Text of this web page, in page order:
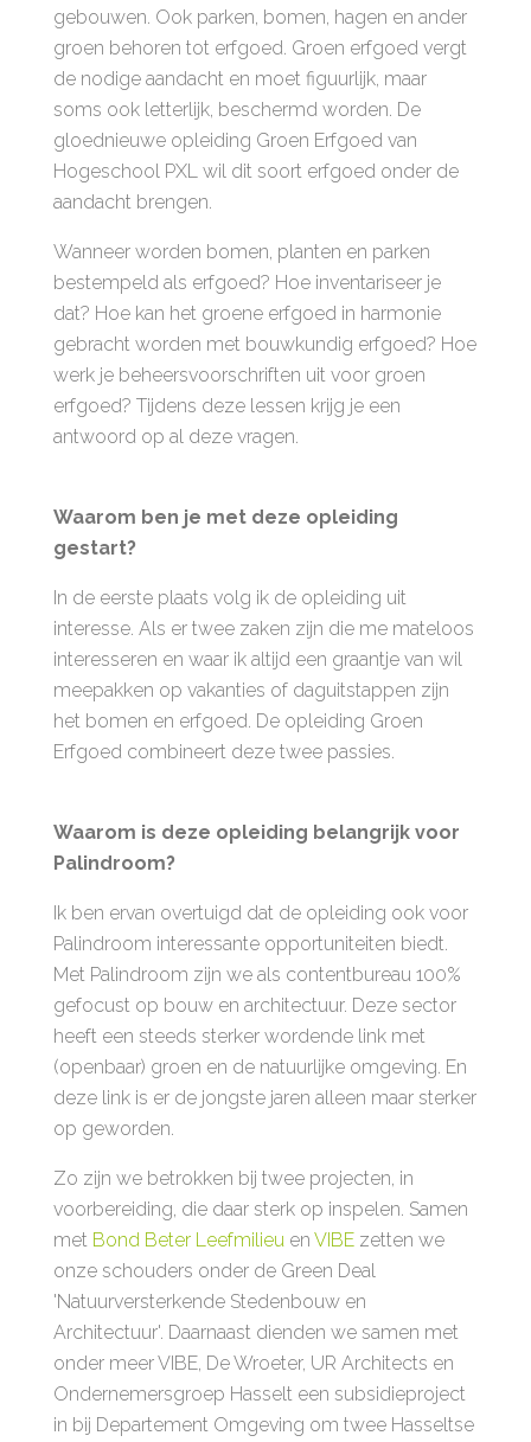
gebouwen. Ook parken, bomen, hagen en ander
groen behoren tot erfgoed. Groen erfgoed vergt
de nodige aandacht en moet figuurlijk, maar
soms ook letterlijk, beschermd worden. De
gloednieuwe opleiding Groen Erfgoed van
Hogeschool PXL wil dit soort erfgoed onder de
aandacht brengen.
Wanneer worden bomen, planten en parken
bestempeld als erfgoed? Hoe inventariseer je
dat? Hoe kan het groene erfgoed in harmonie
gebracht worden met bouwkundig erfgoed? Hoe
werk je beheersvoorschriften uit voor groen
erfgoed? Tijdens deze lessen krijg je een
antwoord op al deze vragen.
Waarom ben je met deze opleiding
gestart?
In de eerste plaats volg ik de opleiding uit
interesse. Als er twee zaken zijn die me mateloos
interesseren en waar ik altijd een graantje van wil
meepakken op vakanties of daguitstappen zijn
het bomen en erfgoed. De opleiding Groen
Erfgoed combineert deze twee passies.
Waarom is deze opleiding belangrijk voor
Palindroom?
Ik ben ervan overtuigd dat de opleiding ook voor
Palindroom interessante opportuniteiten biedt.
Met Palindroom zijn we als contentbureau 100%
gefocust op bouw en architectuur. Deze sector
heeft een steeds sterker wordende link met
(openbaar) groen en de natuurlijke omgeving. En
deze link is er de jongste jaren alleen maar sterker
op geworden.
Zo zijn we betrokken bij twee projecten, in
voorbereiding, die daar sterk op inspelen. Samen
met Bond Beter Leefmilieu en VIBE zetten we
onze schouders onder de Green Deal
'Natuurversterkende Stedenbouw en
Architectuur'. Daarnaast dienden we samen met
onder meer VIBE, De Wroeter, UR Architects en
Ondernemersgroep Hasselt een subsidieproject
in bij Departement Omgeving om twee Hasseltse